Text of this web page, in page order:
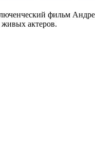
фильм
актеров.